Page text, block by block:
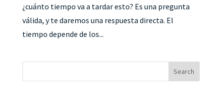
¿cuánto tiempo va a tardar esto? Es una pregunta
válida, y te daremos una respuesta directa. El
tiempo depende de los...
Search